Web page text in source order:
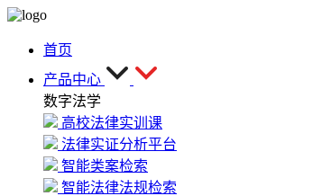
首页
产品中心
数字法学
高校法律实训课
法律实证分析平台
智能类案检索
智能法律法规检索